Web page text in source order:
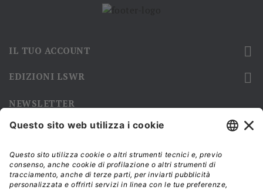
IL TUO ACCOUNT 
EDIZIONI LSWR 
NEWSLETTER
Iscriviti alla nostra newsletter e rimani sempre aggiornato sulle